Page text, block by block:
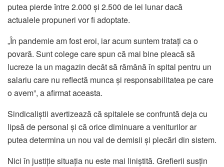
putea pierde între 2.000 și 2.500 de lei lunar dacă
actualele propuneri vor fi adoptate.
„În pandemie am fost eroi, iar acum suntem tratați ca o
povară. Sunt colege care spun că mai bine pleacă să
lucreze la un magazin decât să rămână în spital pentru un
salariu care nu reflectă munca și responsabilitatea pe care
o avem”, a afirmat aceasta.
Sindicaliștii avertizează că spitalele se confruntă deja cu
lipsă de personal și că orice diminuare a veniturilor ar
putea determina un nou val de demisii și plecări din sistem.
Nici în justiție situația nu este mai liniștită. Grefierii susțin